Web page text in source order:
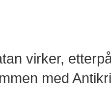
virker,
med